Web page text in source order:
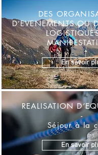
DES
D’EVENEMENTS OU
En savoir
REALISATION
-
Séjour à la
En savoir